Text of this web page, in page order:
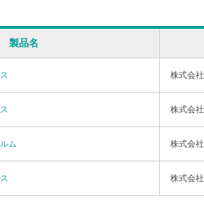
製品名
株式会
株式会
ム 株式会
株式会